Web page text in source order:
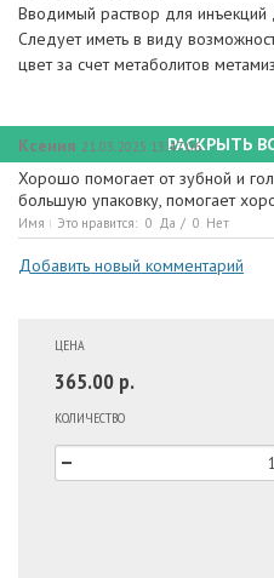
Вводимый раствор для инъекций
Следует иметь в виду
цвет за счет метаболитов
РАСКРЫТЬ
Ксения 21.03.2025 13:47:06
Хорошо помогает от зубной и
большую упаковку, помогает
Имя Это нравится: 0 Да / 0 Нет
Добавить новый комментарий
ЦЕНА
365.00 р.
КОЛИЧЕСТВО